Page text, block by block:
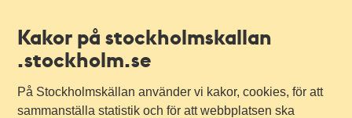
Kakor på stockholmskallan
.stockholm.se
På Stockholmskällan använder vi kakor, cookies, för att
sammanställa statistik och för att webbplatsen ska